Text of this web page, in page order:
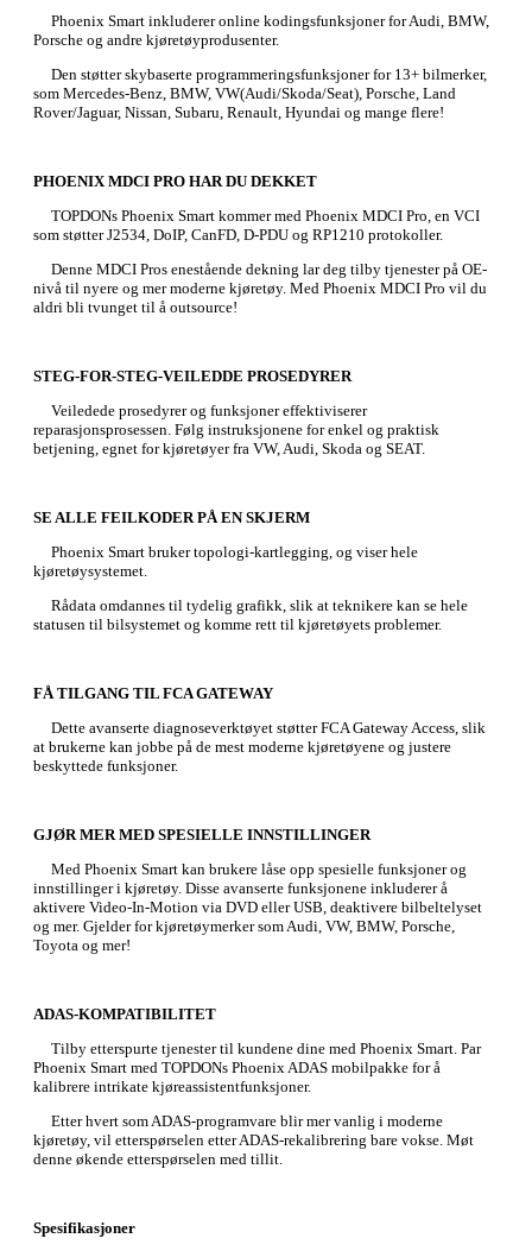
Phoenix Smart inkluderer online kodingsfunksjoner for Audi, BMW,
Porsche og andre kjøretøyprodusenter.
Den støtter skybaserte programmeringsfunksjoner for 13+ bilmerker,
som Mercedes-Benz, BMW, VW(Audi/Skoda/Seat), Porsche, Land
Rover/Jaguar, Nissan, Subaru, Renault, Hyundai og mange flere!
PHOENIX MDCI PRO HAR DU DEKKET
TOPDONs Phoenix Smart kommer med Phoenix MDCI Pro, en VCI
som støtter J2534, DoIP, CanFD, D-PDU og RP1210 protokoller.
Denne MDCI Pros enestående dekning lar deg tilby tjenester på OE-
nivå til nyere og mer moderne kjøretøy. Med Phoenix MDCI Pro vil du
aldri bli tvunget til å outsource!
STEG-FOR-STEG-VEILEDDE PROSEDYRER
Veiledede prosedyrer og funksjoner effektiviserer
reparasjonsprosessen. Følg instruksjonene for enkel og praktisk
betjening, egnet for kjøretøyer fra VW, Audi, Skoda og SEAT.
SE ALLE FEILKODER PÅ EN SKJERM
Phoenix Smart bruker topologi-kartlegging, og viser hele
kjøretøysystemet.
Rådata omdannes til tydelig grafikk, slik at teknikere kan se hele
statusen til bilsystemet og komme rett til kjøretøyets problemer.
FÅ TILGANG TIL FCA GATEWAY
Dette avanserte diagnoseverktøyet støtter FCA Gateway Access, slik
at brukerne kan jobbe på de mest moderne kjøretøyene og justere
beskyttede funksjoner.
GJØR MER MED SPESIELLE INNSTILLINGER
Med Phoenix Smart kan brukere låse opp spesielle funksjoner og
innstillinger i kjøretøy. Disse avanserte funksjonene inkluderer å
aktivere Video-In-Motion via DVD eller USB, deaktivere bilbeltelyset
og mer. Gjelder for kjøretøymerker som Audi, VW, BMW, Porsche,
Toyota og mer!
ADAS-KOMPATIBILITET
Tilby etterspurte tjenester til kundene dine med Phoenix Smart. Par
Phoenix Smart med TOPDONs Phoenix ADAS mobilpakke for å
kalibrere intrikate kjøreassistentfunksjoner.
Etter hvert som ADAS-programvare blir mer vanlig i moderne
kjøretøy, vil etterspørselen etter ADAS-rekalibrering bare vokse. Møt
denne økende etterspørselen med tillit.
Spesifikasjoner